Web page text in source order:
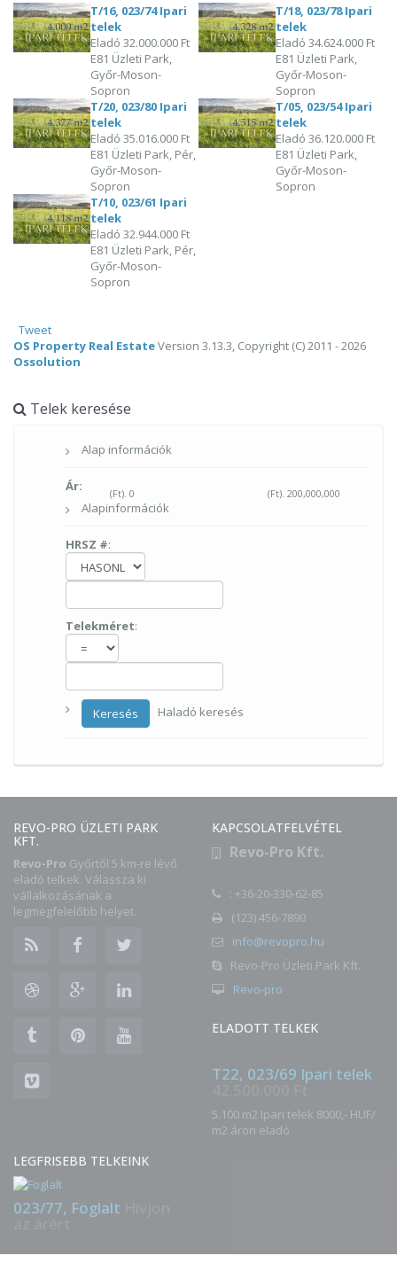
T/16, 023/74 Ipari
telek
Eladó32.000.000 Ft
E81 Üzleti Park,
Győr-Moson-
Sopron
T/18, 023/78 Ipari
telek
Eladó34.624.000 Ft
E81 Üzleti Park,
Győr-Moson-
Sopron
T/20, 023/80 Ipari
telek
Eladó35.016.000 Ft
E81 Üzleti Park, Pér,
Győr-Moson-
Sopron
T/05, 023/54 Ipari
telek
Eladó36.120.000 Ft
E81 Üzleti Park,
Győr-Moson-
Sopron
T/10, 023/61 Ipari
telek
Eladó32.944.000 Ft
E81 Üzleti Park, Pér,
Győr-Moson-
Sopron
Tweet
OS Property Real EstateVersion 3.13.3, Copyright (C) 2011 - 2026
Ossolution
Telek keresése
Alap információk
Ár: (Ft). 0 (Ft).200,000,000
Alapinformációk
HRSZ #:
Telekméret:
Keresés Haladó keresés
REVO-PRO ÜZLETI PARK
KFT.
Revo-Pro Győrtől 5 km-re lévő
eladó telkek. Válassza ki
vállalkozásának a
legmegfelelőbb helyet.
KAPCSOLATFELVÉTEL
Revo-Pro Kft.
: +36-20-330-62-85
(123) 456-7890
info@revopro.hu
Revo-Pro Üzleti Park Kft.
Revo-pro
ELADOTT TELKEK
T22, 023/69 Ipari telek
42.500.000 Ft
5.100 m2 Ipari telek 8000,- HUF/
m2 áron eladó
LEGFRISEBB TELKEINK
023/77, Foglalt